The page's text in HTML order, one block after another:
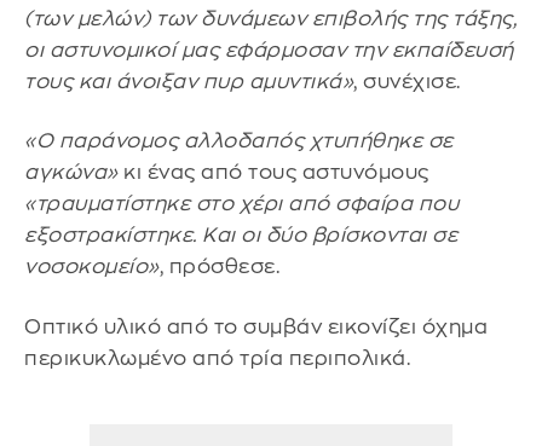
(των μελών) των δυνάμεων επιβολής της τάξης,
οι αστυνομικοί μας εφάρμοσαν την εκπαίδευσή
τους και άνοιξαν πυρ αμυντικά», συνέχισε.
«Ο παράνομος αλλοδαπός χτυπήθηκε σε
αγκώνα»κι ένας από τους αστυνόμους
«τραυματίστηκε στο χέρι από σφαίρα που
εξοστρακίστηκε. Και οι δύο βρίσκονται σε
νοσοκομείο», πρόσθεσε.
Οπτικό υλικό από το συμβάν εικονίζει όχημα
περικυκλωμένο από τρία περιπολικά.